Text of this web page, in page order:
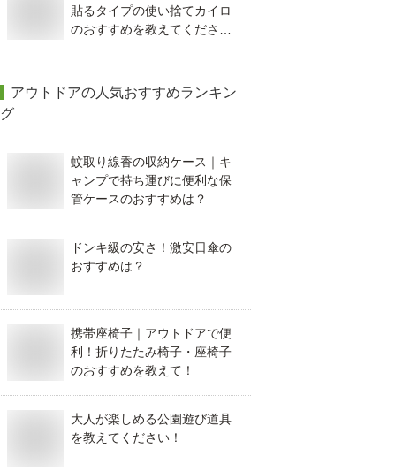
貼るタイプの使い捨てカイロ
のおすすめを教えてくださ
アウトドアの人気おすすめランキン
グ
蚊取り線香の収納ケース｜キ
ャンプで持ち運びに便利な保
管ケースのおすすめは？
ドンキ級の安さ！激安日傘の
おすすめは？
携帯座椅子｜アウトドアで便
利！折りたたみ椅子・座椅子
のおすすめを教えて！
大人が楽しめる公園遊び道具
を教えてください！